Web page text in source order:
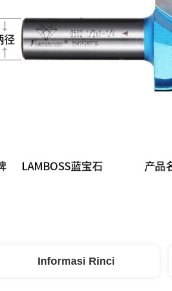
Informasi Rinci